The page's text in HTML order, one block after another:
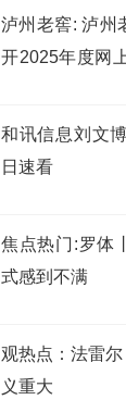
泸州老窖: 泸州
开2025年度网
和讯信息刘文
日速看
焦点热门:罗体
式感到不满
观热点：法雷
义重大